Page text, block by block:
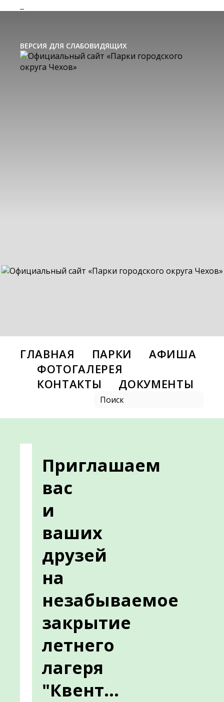
ВЕРСИЯ ДЛЯ СЛАБОВИДЯЩИХ
ГЛАВНАЯ ПАРКИ
АФИША
ФОТОГАЛЕРЕЯ
КОНТАКТЫ
ДОКУМЕНТЫ
Приглашаем
вас
и
ваших
друзей
на
незабываемое
закрытие
летнего
лагеря
"Квент...